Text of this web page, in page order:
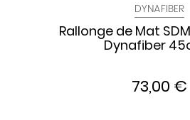
DYNAFIBER
Rallonge de Mat
Dynafiber
73,00 €